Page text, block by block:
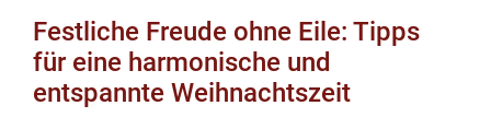
Festliche Freude ohne Eile: Tipps
für eine harmonische und
entspannte Weihnachtszeit